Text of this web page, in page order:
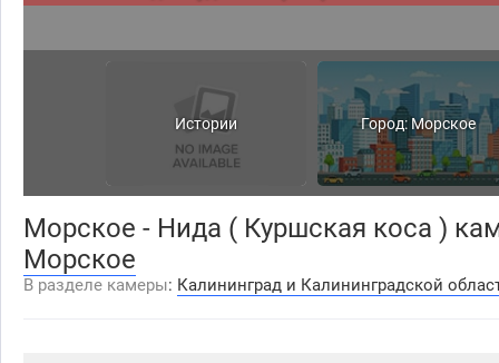
Истории Город: Морское
Морское - Нида ( Куршская коса )
Морское
В разделе камеры: Калининград и Калининградской